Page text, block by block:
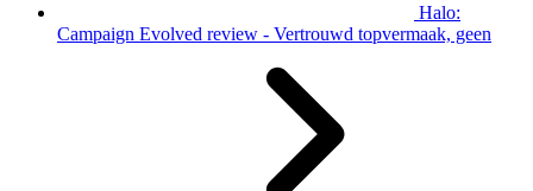
Halo:
Campaign Evolved review - Vertrouwd topvermaak, geen